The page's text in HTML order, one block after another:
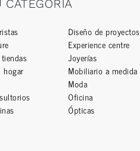
CATEGORÍA
hogar
Diseño de proyectos
Experience centre
Joyerías
Mobiliario a medida
Moda
Oficina
Ópticas